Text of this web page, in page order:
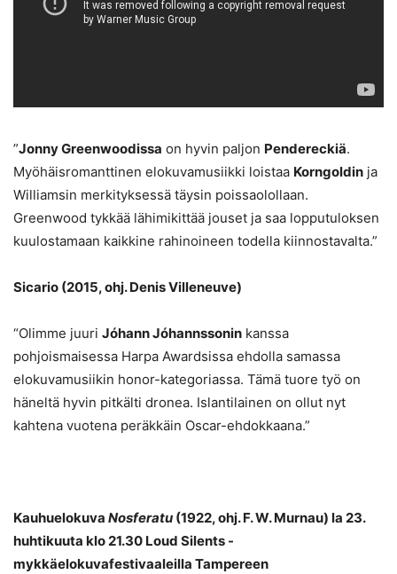
”Jonny Greenwoodissa on hyvin paljon Pendereckiä.
Myöhäisromanttinen elokuvamusiikki loistaa Korngoldin ja
Williamsin merkityksessä täysin poissaolollaan.
Greenwood tykkää lähimikittää jouset ja saa lopputuloksen
kuulostamaan kaikkine rahinoineen todella kiinnostavalta.”
Sicario (2015, ohj. Denis Villeneuve)
“Olimme juuri Jóhann Jóhannssonin kanssa
pohjoismaisessa Harpa Awardsissa ehdolla samassa
elokuvamusiikin honor-kategoriassa. Tämä tuore työ on
häneltä hyvin pitkälti dronea. Islantilainen on ollut nyt
kahtena vuotena peräkkäin Oscar-ehdokkaana.”
Kauhuelokuva Nosferatu (1922, ohj. F. W. Murnau) la 23.
huhtikuuta klo 21.30 Loud Silents -
mykkäelokuvafestivaaleilla Tampereen